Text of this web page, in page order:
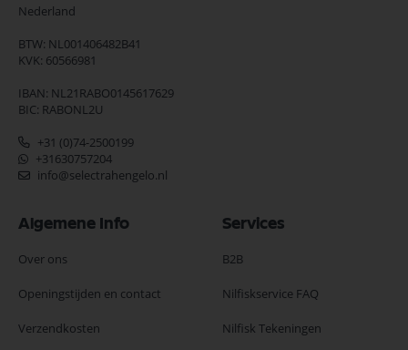
Nederland
BTW: NL001406482B41
KVK: 60566981
IBAN: NL21RABO0145617629
BIC: RABONL2U
+31 (0)74-2500199
+31630757204
info@selectrahengelo.nl
Algemene Info
Over ons
Openingstijden en contact
Verzendkosten
Services
B2B
Nilfiskservice FAQ
Nilfisk Tekeningen